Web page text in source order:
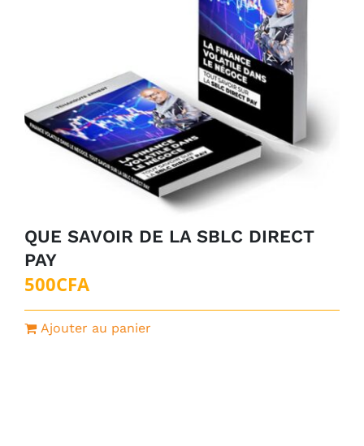
QUE SAVOIR DE LA SBLC DIRECT
PAY
500CFA
Ajouter au panier